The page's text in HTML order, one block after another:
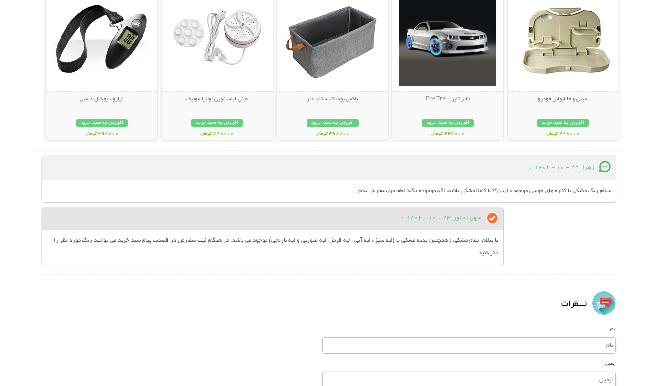
سینی و جا لیوانی خودرو
افزودن به سبد خرید
498000 تومان
فایر تایر - Fire Tire
افزودن به سبد خرید
248000 تومان
باکس پوشاک استند دار
افزودن به سبد خرید
398000 تومان
مینی لباسشویی اولتراسونیک
افزودن به سبد خرید
598000 تومان
ترازو دیجیتال دستی
افزودن به سبد خرید
398000 تومان
زهرا 23 - 10 - 1402
:
سلام رنگ مشکی با کناره های طوسی موجود دارین؟؟ یا کاملا مشکی باشه، اگه موجوده بگید لطفا من سفارش بدم
میهن استور 23 - 10 - 1402
:
با سلام. تمام مشکی و همچنین بدنه مشکی با (لبه سبز ، لبه آبی ، لبه قرمز ، لبه صورتی و لبه نارنجی) موجود می باشد. در هنگام ثبت سفارش در قسمت پیام سبد خرید می توانید رنگ مورد نظر را
ذکر کنید
نـــظرات
نام
ایمیل